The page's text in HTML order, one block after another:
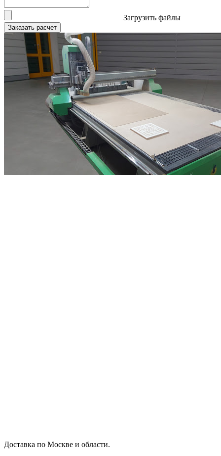
Загрузить файлы
Заказать расчет
Доставка по Москве и области.